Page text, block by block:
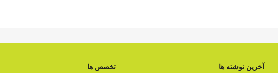
آخرین نوشته ها تخصص ها